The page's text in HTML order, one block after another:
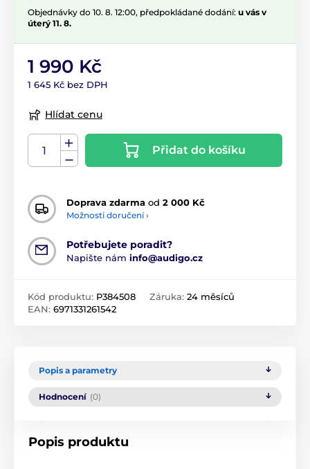
Objednávky do 10. 8. 12:00, předpokládané dodání: u vás v
úterý 11. 8.
1 990 Kč
1 645 Kč bez DPH
Hlídat cenu
Přidat do košíku
Doprava zdarma od 2 000 Kč
Možnosti doručení ›
Potřebujete poradit?
Napište nám info@audigo.cz
Kód produktu: P384508
EAN: 6971331261542
Záruka: 24 měsíců
Popis a parametry
Hodnocení (0)
Popis produktu